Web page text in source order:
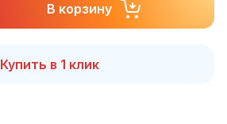
В корзину
Купить в 1 клик